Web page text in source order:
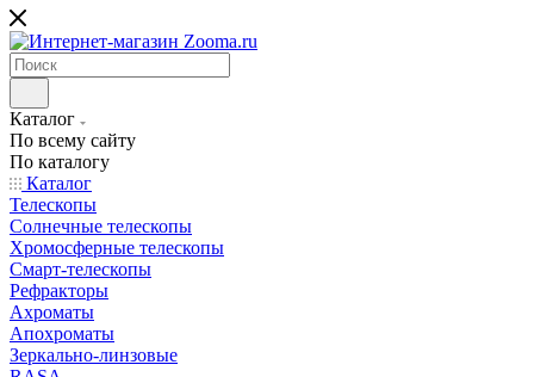
Каталог
По всему сайту
По каталогу
Каталог
Телескопы
Солнечные телескопы
Хромосферные телескопы
Смарт-телескопы
Рефракторы
Ахроматы
Апохроматы
Зеркально-линзовые